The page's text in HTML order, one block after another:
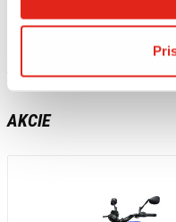
AKCIE